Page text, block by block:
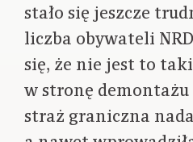
stało się jeszcze
liczba obywateli
się, że nie jest to
w stronę
straż graniczna